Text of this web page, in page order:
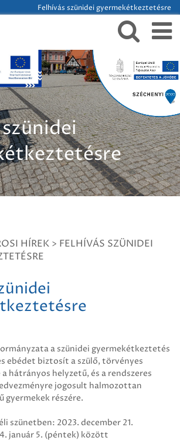
Felhívás szünidei gyermekétkeztetésre
HÍREK > FELHÍVÁS SZÜNIDEI
a szünidei gyermekétkeztetés
ebédet biztosít a szülő, törvényes
hátrányos helyzetű, és a rendszeres
jogosult halmozottan
gyermekek részére.
szünetben: 2023. december 21.
január 5. (péntek) között